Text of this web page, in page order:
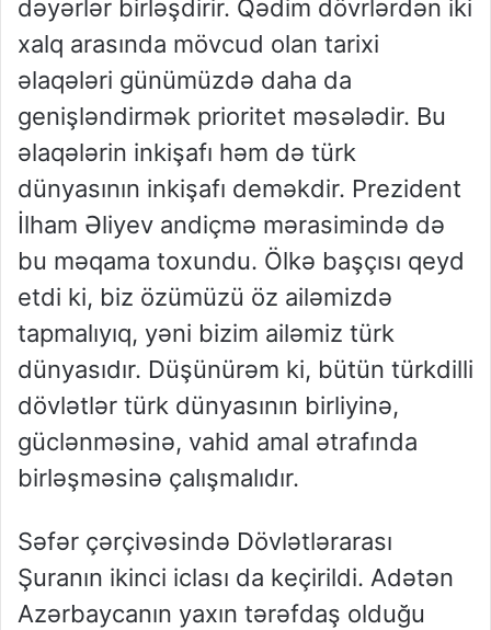
dəyərlər birləşdirir. Qədim dövrlərdən iki
xalq arasında mövcud olan tarixi
əlaqələri günümüzdə daha da
genişləndirmək prioritet məsələdir. Bu
əlaqələrin inkişafı həm də türk
dünyasının inkişafı deməkdir. Prezident
İlham Əliyev andiçmə mərasimində də
bu məqama toxundu. Ölkə başçısı qeyd
etdi ki, biz özümüzü öz ailəmizdə
tapmalıyıq, yəni bizim ailəmiz türk
dünyasıdır. Düşünürəm ki, bütün türkdilli
dövlətlər türk dünyasının birliyinə,
güclənməsinə, vahid amal ətrafında
birləşməsinə çalışmalıdır.
Səfər çərçivəsində Dövlətlərarası
Şuranın ikinci iclası da keçirildi. Adətən
Azərbaycanın yaxın tərəfdaş olduğu